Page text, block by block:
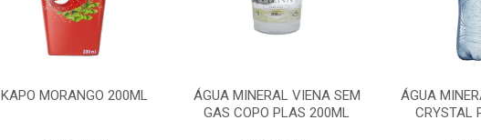
KAPO MORANGO 200ML
ÁGUA MINERAL VIENA SEM
GAS COPO PLAS 200ML
ÁGUA
CRYSTAL